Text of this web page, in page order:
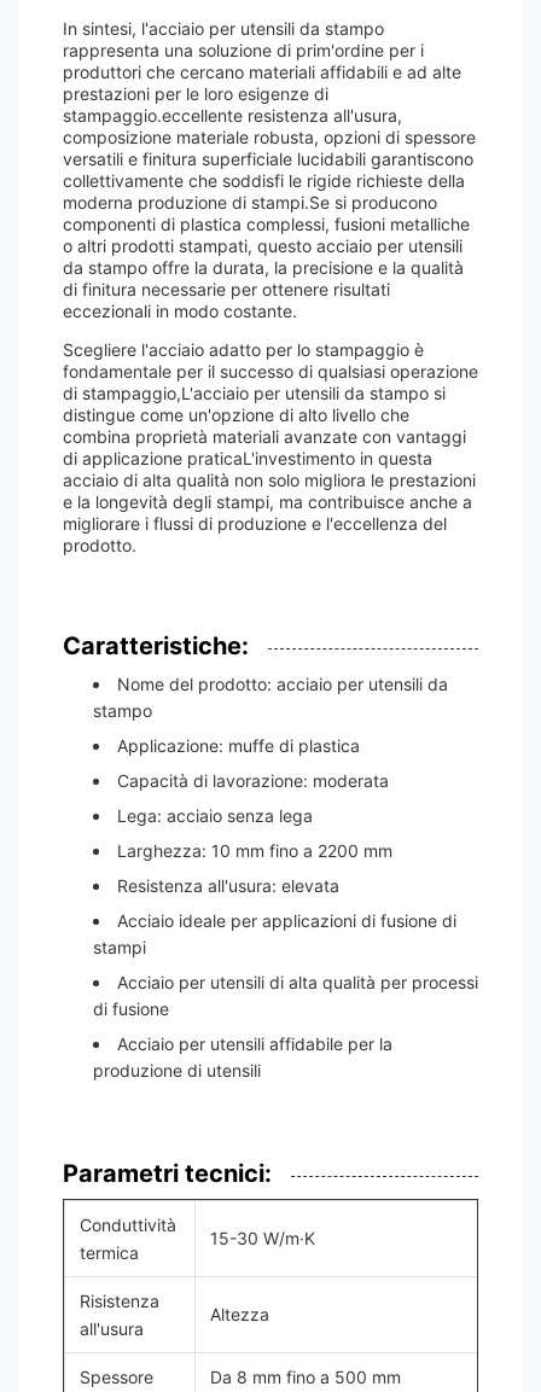
In sintesi, l'acciaio per utensili da stampo
rappresenta una soluzione di prim'ordine per i
produttori che cercano materiali affidabili e ad alte
prestazioni per le loro esigenze di
stampaggio.eccellente resistenza all'usura,
composizione materiale robusta, opzioni di spessore
versatili e finitura superficiale lucidabili garantiscono
collettivamente che soddisfi le rigide richieste della
moderna produzione di stampi.Se si producono
componenti di plastica complessi, fusioni metalliche
o altri prodotti stampati, questo acciaio per utensili
da stampo offre la durata, la precisione e la qualità
di finitura necessarie per ottenere risultati
eccezionali in modo costante.
Scegliere l'acciaio adatto per lo stampaggio è
fondamentale per il successo di qualsiasi operazione
di stampaggio,L'acciaio per utensili da stampo si
distingue come un'opzione di alto livello che
combina proprietà materiali avanzate con vantaggi
di applicazione praticaL'investimento in questa
acciaio di alta qualità non solo migliora le prestazioni
e la longevità degli stampi, ma contribuisce anche a
migliorare i flussi di produzione e l'eccellenza del
prodotto.
Caratteristiche:
Nome del prodotto: acciaio per utensili da
stampo
Applicazione: muffe di plastica
Capacità di lavorazione: moderata
Lega: acciaio senza lega
Larghezza: 10 mm fino a 2200 mm
Resistenza all'usura: elevata
Acciaio ideale per applicazioni di fusione di
stampi
Acciaio per utensili di alta qualità per processi
di fusione
Acciaio per utensili affidabile per la
produzione di utensili
Parametri tecnici:
Conduttività
termica
15-30 W/m·K
Risistenza
all'usura
Altezza
Spessore Da 8 mm fino a 500 mm